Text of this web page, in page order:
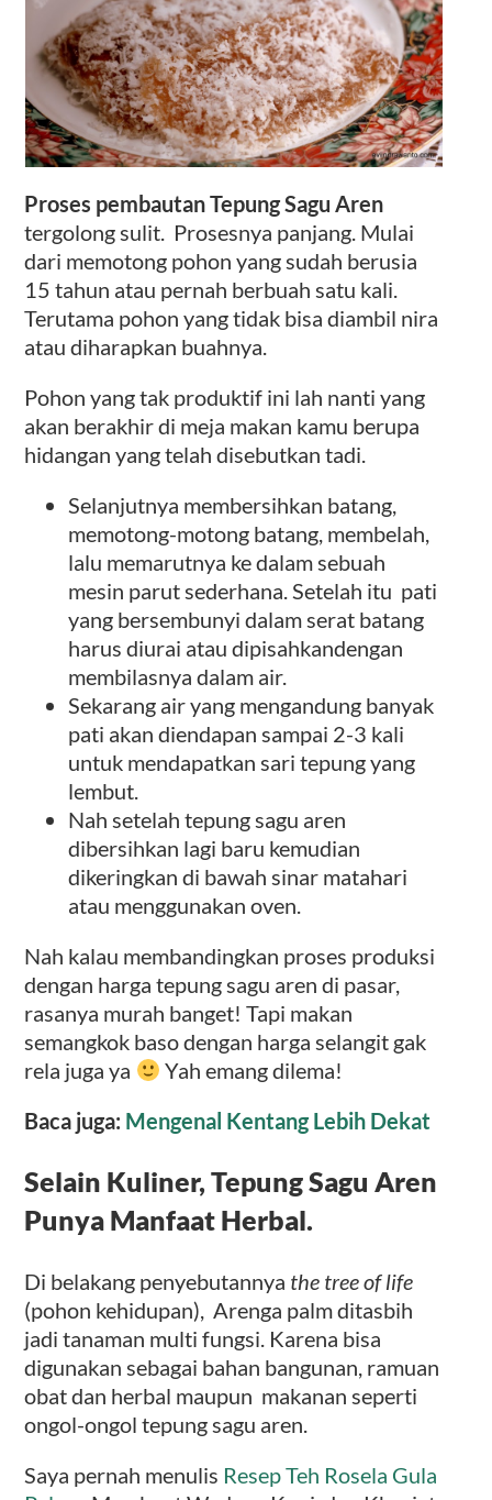
Proses pembautan Tepung Sagu Aren
tergolong sulit. Prosesnya panjang. Mulai
dari memotong pohon yang sudah berusia
15 tahun atau pernah berbuah satu kali.
Terutama pohon yang tidak bisa diambil nira
atau diharapkan buahnya.
Pohon yang tak produktif ini lah nanti yang
akan berakhir di meja makan kamu berupa
hidangan yang telah disebutkan tadi.
Selanjutnya membersihkan batang,
memotong-motong batang, membelah,
lalu memarutnya ke dalam sebuah
mesin parut sederhana. Setelah itu pati
yang bersembunyi dalam serat batang
harus diurai atau dipisahkandengan
membilasnya dalam air.
Sekarang air yang mengandung banyak
pati akan diendapan sampai 2-3 kali
untuk mendapatkan sari tepung yang
lembut.
Nah setelah tepung sagu aren
dibersihkan lagi baru kemudian
dikeringkan di bawah sinar matahari
atau menggunakan oven.
Nah kalau membandingkan proses produksi
dengan harga tepung sagu aren di pasar,
rasanya murah banget! Tapi makan
semangkok baso dengan harga selangit gak
rela juga ya
Yah emang dilema!
Baca juga: Mengenal Kentang Lebih Dekat
Selain Kuliner, Tepung Sagu Aren
Punya Manfaat Herbal.
Di belakang penyebutannya the tree of life
(pohon kehidupan), Arenga palm ditasbih
jadi tanaman multi fungsi. Karena bisa
digunakan sebagai bahan bangunan, ramuan
obat dan herbal maupun makanan seperti
ongol-ongol tepung sagu aren.
Saya pernah menulis Resep Teh Rosela Gula